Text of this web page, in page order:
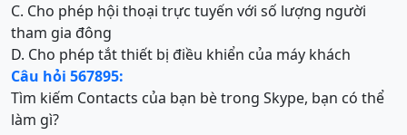
C. Cho phép hội thoại trực tuyến với số lượng người
tham gia đông
D. Cho phép tắt thiết bị điều khiển của máy khách
Câu hỏi 567895:
Tìm kiếm Contacts của bạn bè trong Skype, bạn có thể
làm gì?